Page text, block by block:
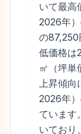
いて最高
2026年
の
低価格は
㎡（坪
上昇傾向
2026年
ています
いており